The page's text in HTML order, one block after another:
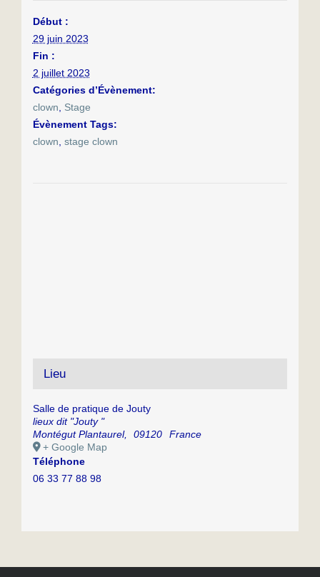
Début :
29 juin 2023
Fin :
2 juillet 2023
Catégories d’Évènement:
clown, Stage
Évènement Tags:
clown, stage clown
Lieu
Salle de pratique de Jouty
lieux dit "Jouty "
Montégut Plantaurel, 09120
France
+ Google Map
Téléphone
06 33 77 88 98